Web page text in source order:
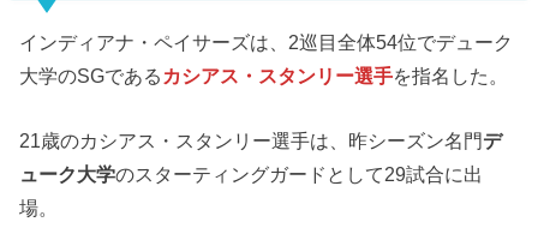
インディアナ・ペイサーズは、2巡目全体54位でデューク
大学のSGである カシアス・スタンリー選手を指名した。
21歳のカシアス・スタンリー選手は、昨シーズン名門デ
ューク大学のスターティングガードとして29試合に出
場。